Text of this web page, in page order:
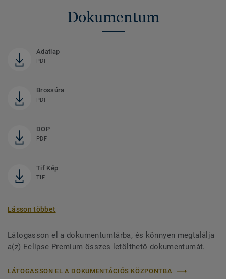
Dokumentum
Adatlap
PDF
Brossúra
PDF
DOP
PDF
Tif Kép
TIF
Lásson többet
Látogasson el a dokumentumtárba, és könnyen megtalálja
a(z) Eclipse Premium összes letölthető dokumentumát.
LÁTOGASSON EL A DOKUMENTÁCIÓS KÖZPONTBA